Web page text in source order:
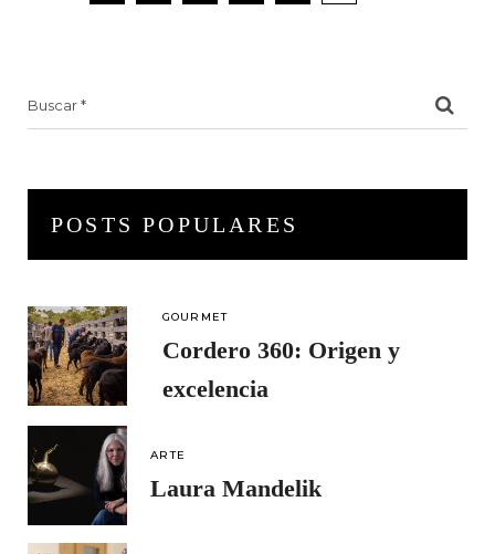
POSTS POPULARES
GOURMET
Cordero 360: Origen y
excelencia
ARTE
Laura Mandelik